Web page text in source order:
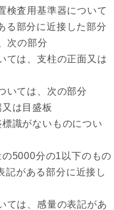
査用基準器について
る部分に近接した部分
次の部分
は、支柱の正面又は
いては、次の部分
は目盛板
識がないものについ
5000分の1以下のもの
記がある部分に近接し
は、感量の表記があ